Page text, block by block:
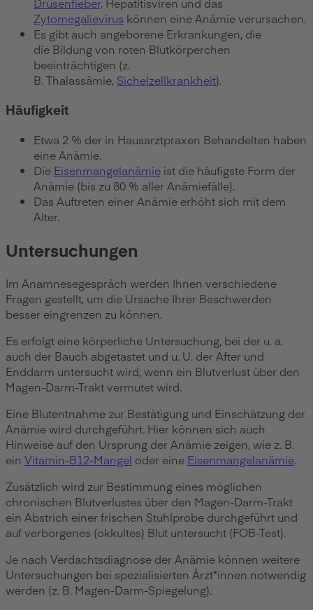
Zytomegalievirus können eine Anämie verursachen.
Es gibt auch angeborene Erkrankungen, die
die Bildung von roten Blutkörperchen
beeinträchtigen (z.
B. Thalassämie, Sichelzellkrankheit).
Häufigkeit
Etwa 2 % der in Hausarztpraxen Behandelten haben
eine Anämie.
Die Eisenmangelanämie ist die häufigste Form der
Anämie (bis zu 80 % aller Anämiefälle).
Das Auftreten einer Anämie erhöht sich mit dem
Alter.
Untersuchungen
Im Anamnesegespräch werden Ihnen verschiedene
Fragen gestellt, um die Ursache Ihrer Beschwerden
besser eingrenzen zu können.
Es erfolgt eine körperliche Untersuchung, bei der u. a.
auch der Bauch abgetastet und u. U. der After und
Enddarm untersucht wird, wenn ein Blutverlust über den
Magen-Darm-Trakt vermutet wird.
Eine Blutentnahme zur Bestätigung und Einschätzung der
Anämie wird durchgeführt. Hier können sich auch
Hinweise auf den Ursprung der Anämie zeigen, wie z. B.
ein Vitamin-B12-Mangel oder eine Eisenmangelanämie.
Zusätzlich wird zur Bestimmung eines möglichen
chronischen Blutverlustes über den Magen-Darm-Trakt
ein Abstrich einer frischen Stuhlprobe durchgeführt und
auf verborgenes (okkultes) Blut untersucht (FOB-Test).
Je nach Verdachtsdiagnose der Anämie können weitere
Untersuchungen bei spezialisierten Ärzt*innen notwendig
werden (z. B. Magen-Darm-Spiegelung).